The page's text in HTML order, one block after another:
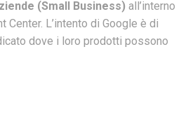
(Small Business) all’interno
L’intento di Google è di
dove i loro prodotti possono